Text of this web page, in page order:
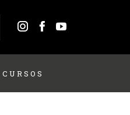
CURSOS